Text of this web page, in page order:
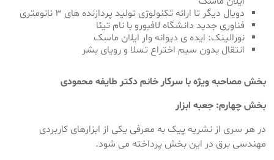
دویال دیگر تا ارائه تکنولوژی تولید پردازنده های ۳ نانومتری
فناوری جدید دانشگاه لافبورو با نام تیئا
نورالینک: ایده ی دیوانه وار ایلان ماسک
انتقال بدون سیم اختراع تسلا و رویای بشر
بخش مصاحبه ویژه با سرکار خانم دکتر طایفه محمودی
بخش چهارم: جعبه ابزار
در هر سری از نشریه پیک به معرفی یکی از ابزارهای کاربردی
مهندسی برق در این بخش پرداخته می شود.